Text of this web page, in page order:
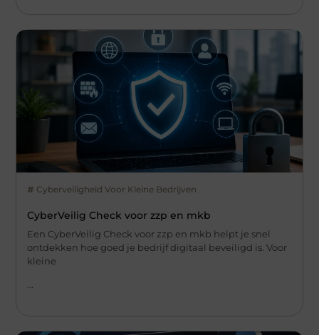
Cyberveiligheid Voor Kleine Bedrijven
CyberVeilig Check voor zzp en mkb
Een CyberVeilig Check voor zzp en mkb helpt je snel
ontdekken hoe goed je bedrijf digitaal beveiligd is. Voor
kleine
...